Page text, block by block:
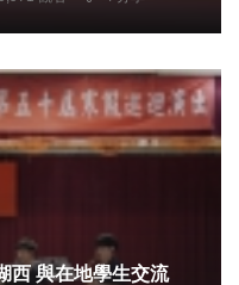
西 與在地學生交流